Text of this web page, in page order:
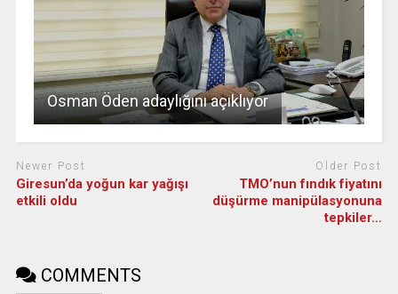
Osman Öden adaylığını açıklıyor
Newer Post
Giresun’da yoğun kar yağışı
etkili oldu
Older Post
TMO’nun fındık fiyatını
düşürme manipülasyonuna
tepkiler…
COMMENTS